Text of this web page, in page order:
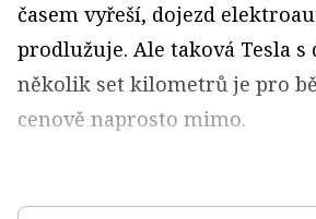
časem vyřeší, dojezd
prodlužuje. Ale taková Tesla s
několik set kilometrů je pro
cenově naprosto mimo.